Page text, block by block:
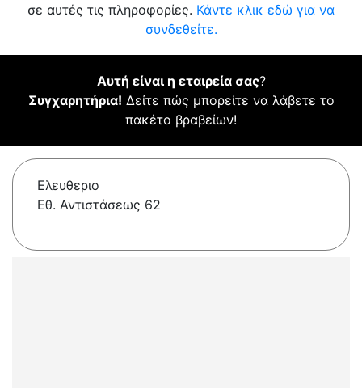
σε αυτές τις πληροφορίες. Κάντε κλικ εδώ για να
συνδεθείτε.
Αυτή είναι η εταιρεία σας?
Συγχαρητήρια! Δείτε πώς μπορείτε να λάβετε το
πακέτο βραβείων!
Ελευθεριο
Εθ. Αντιστάσεως 62